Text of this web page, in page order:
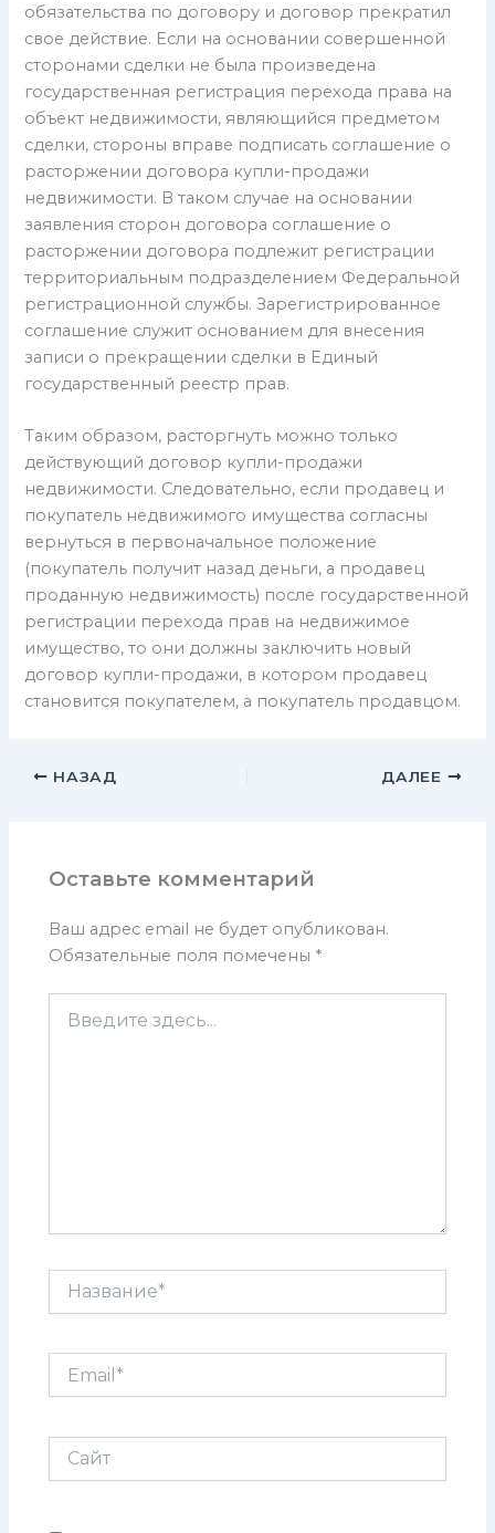
обязательства по договору и договор прекратил
свое действие. Если на основании совершенной
сторонами сделки не была произведена
государственная регистрация перехода права на
объект недвижимости, являющийся предметом
сделки, стороны вправе подписать соглашение о
расторжении договора купли-продажи
недвижимости. В таком случае на основании
заявления сторон договора соглашение о
расторжении договора подлежит регистрации
территориальным подразделением Федеральной
регистрационной службы. Зарегистрированное
соглашение служит основанием для внесения
записи о прекращении сделки в Единый
государственный реестр прав.
Таким образом, расторгнуть можно только
действующий договор купли-продажи
недвижимости. Следовательно, если продавец и
покупатель недвижимого имущества согласны
вернуться в первоначальное положение
(покупатель получит назад деньги, а продавец
проданную недвижимость) после государственной
регистрации перехода прав на недвижимое
имущество, то они должны заключить новый
договор купли-продажи, в котором продавец
становится покупателем, а покупатель продавцом.
НАЗАД ДАЛЕЕ
Оставьте комментарий
Ваш адрес email не будет опубликован.
Обязательные поля помечены *
здесь...
Сайт